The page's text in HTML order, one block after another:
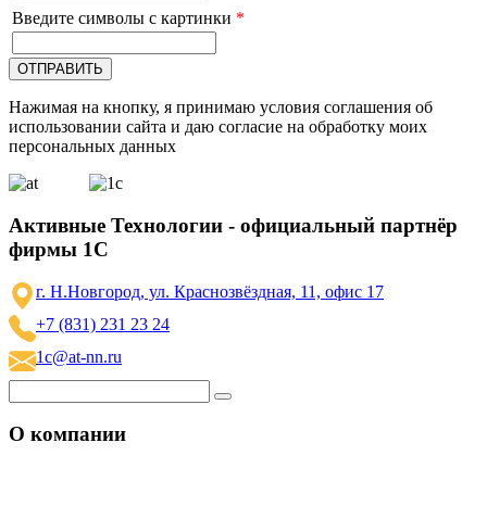
Введите символы с картинки *
Нажимая на кнопку, я принимаю условия соглашения об
использовании сайта и даю согласие на обработку моих
персональных данных
Активные Технологии - официальный партнёр
фирмы 1С
г. Н.Новгород, ул. Краснозвёздная, 11, офис 17
+7 (831) 231 23 24
1c@at-nn.ru
О компании